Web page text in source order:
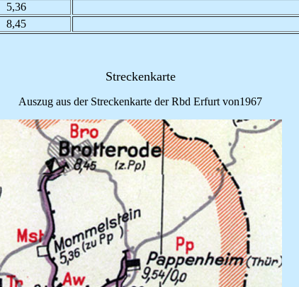
5,36
8,45
Streckenkarte
Auszug aus der Streckenkarte der Rbd Erfurt von1967